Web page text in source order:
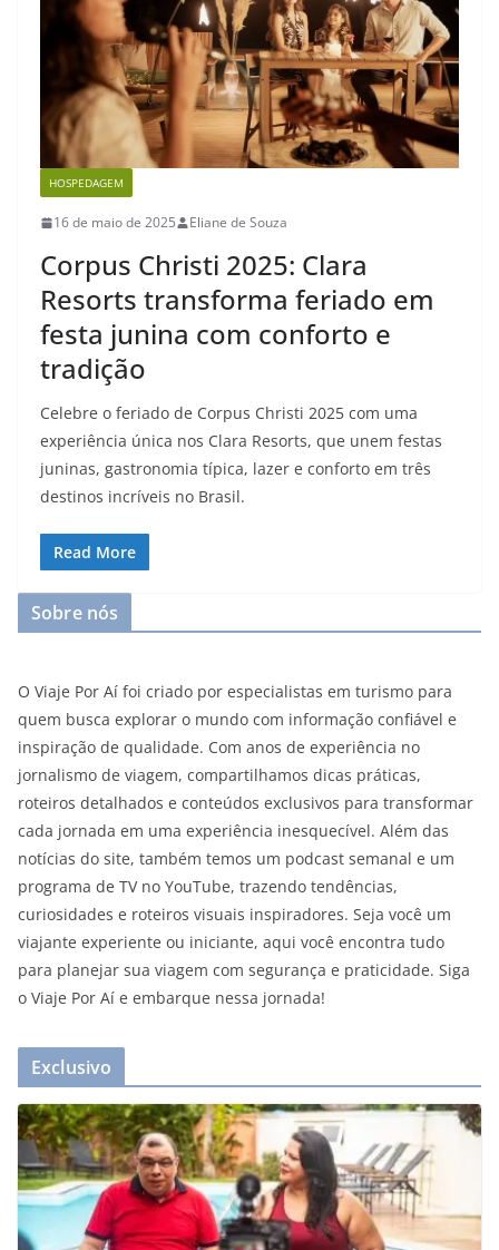
HOSPEDAGEM
16 de maio de 2025 Eliane de Souza
Corpus Christi 2025: Clara
Resorts transforma feriado em
festa junina com conforto e
tradição
Celebre o feriado de Corpus Christi 2025 com uma
experiência única nos Clara Resorts, que unem festas
juninas, gastronomia típica, lazer e conforto em três
destinos incríveis no Brasil.
Read More
Sobre nós
O Viaje Por Aí foi criado por especialistas em turismo para
quem busca explorar o mundo com informação confiável e
inspiração de qualidade. Com anos de experiência no
jornalismo de viagem, compartilhamos dicas práticas,
roteiros detalhados e conteúdos exclusivos para transformar
cada jornada em uma experiência inesquecível. Além das
notícias do site, também temos um podcast semanal e um
programa de TV no YouTube, trazendo tendências,
curiosidades e roteiros visuais inspiradores. Seja você um
viajante experiente ou iniciante, aqui você encontra tudo
para planejar sua viagem com segurança e praticidade. Siga
o Viaje Por Aí e embarque nessa jornada!
Exclusivo